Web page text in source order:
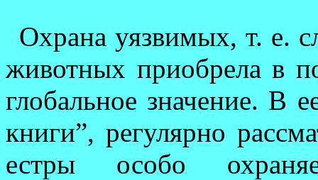
Охрана уязвимых, т. е.
животных приобрела в
глобальное значение. В
книги”, ре­гу­лярно
естры особо